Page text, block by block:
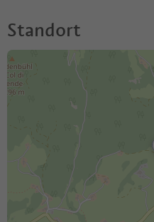
Standort